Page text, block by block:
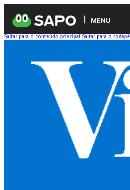
MENU
Saltar para o conteúdo principal Saltar para o rodapé